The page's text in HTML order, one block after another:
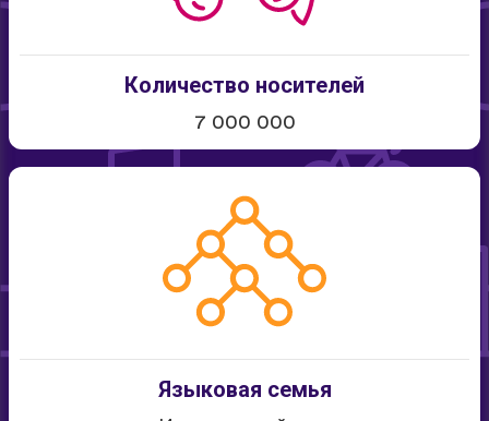
Количество носителей
7 000 000
Языковая семья